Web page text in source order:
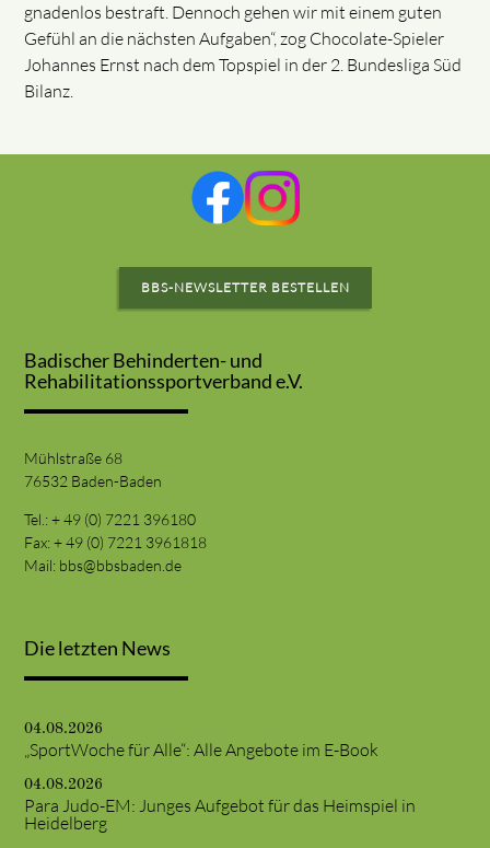
gnadenlos bestraft. Dennoch gehen wir mit einem guten
Gefühl an die nächsten Aufgaben“, zog Chocolate-Spieler
Johannes Ernst nach dem Topspiel in der 2. Bundesliga Süd
Bilanz.
BBS-NEWSLETTER BESTELLEN
Badischer Behinderten- und
Rehabilitationssportverband e.V.
Mühlstraße 68
76532 Baden-Baden
Tel.: + 49 (0) 7221 396180
Fax: + 49 (0) 7221 3961818
Mail: bbs@bbsbaden.de
Die letzten News
04.08.2026
„SportWoche für Alle“: Alle Angebote im E-Book
04.08.2026
Para Judo-EM: Junges Aufgebot für das Heimspiel in
Heidelberg